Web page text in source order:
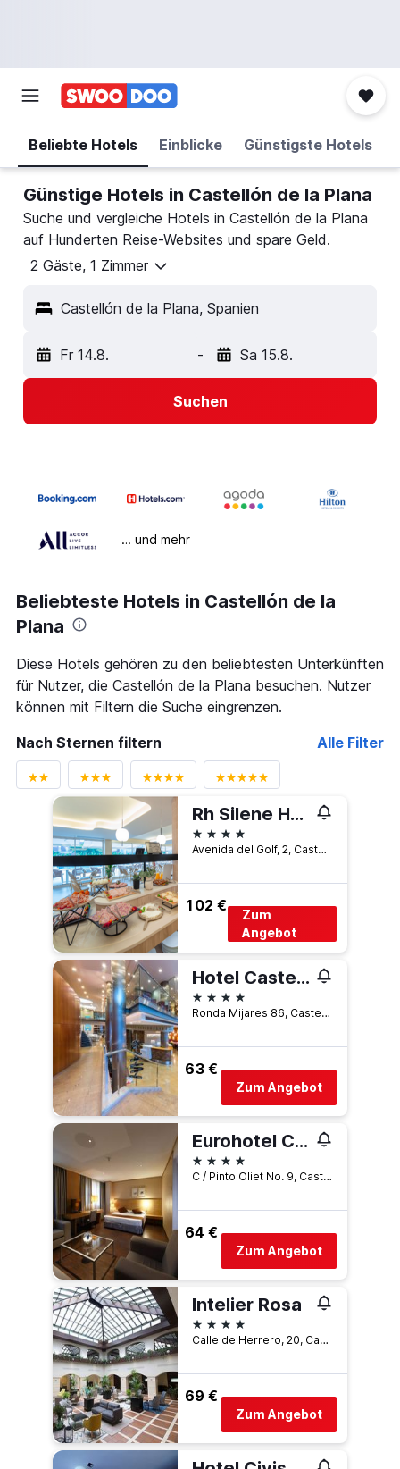
Beliebte Hotels Einblicke Günstigste Hotels
Günstige Hotels in Castellón de la Plana
Suche und vergleiche Hotels in Castellón de la Plana
auf Hunderten Reise-Websites und spare Geld.
2 Gäste, 1 Zimmer
Castellón de la Plana, Spanien
Fr 14.8. - Sa 15.8.
Suchen
… und mehr
Beliebteste Hotels in Castellón de la
Plana
Diese Hotels gehören zu den beliebtesten Unterkünften
für Nutzer, die Castellón de la Plana besuchen. Nutzer
können mit Filtern die Suche eingrenzen.
Nach Sternen filtern
Alle Filter
Rh Silene Hotel & Spa 4 Sup
4 Sterne
Avenida del Golf, 2, Castellón de la Plana, Valencia, Spanien
102 €
Zum
Angebot
Hotel Castellon Center Affiliated by Meliá
4 Sterne
Ronda Mijares 86, Castellón de la Plana, Valencia, Spanien
63 €
Zum Angebot
Eurohotel Castellón
4 Sterne
C / Pinto Oliet No. 9, Castellón de la Plana, Valencia, Spanien
64 €
Zum Angebot
Intelier Rosa
4 Sterne
Calle de Herrero, 20, Castellón de la Plana, Valencia, Spanien
69 €
Zum Angebot